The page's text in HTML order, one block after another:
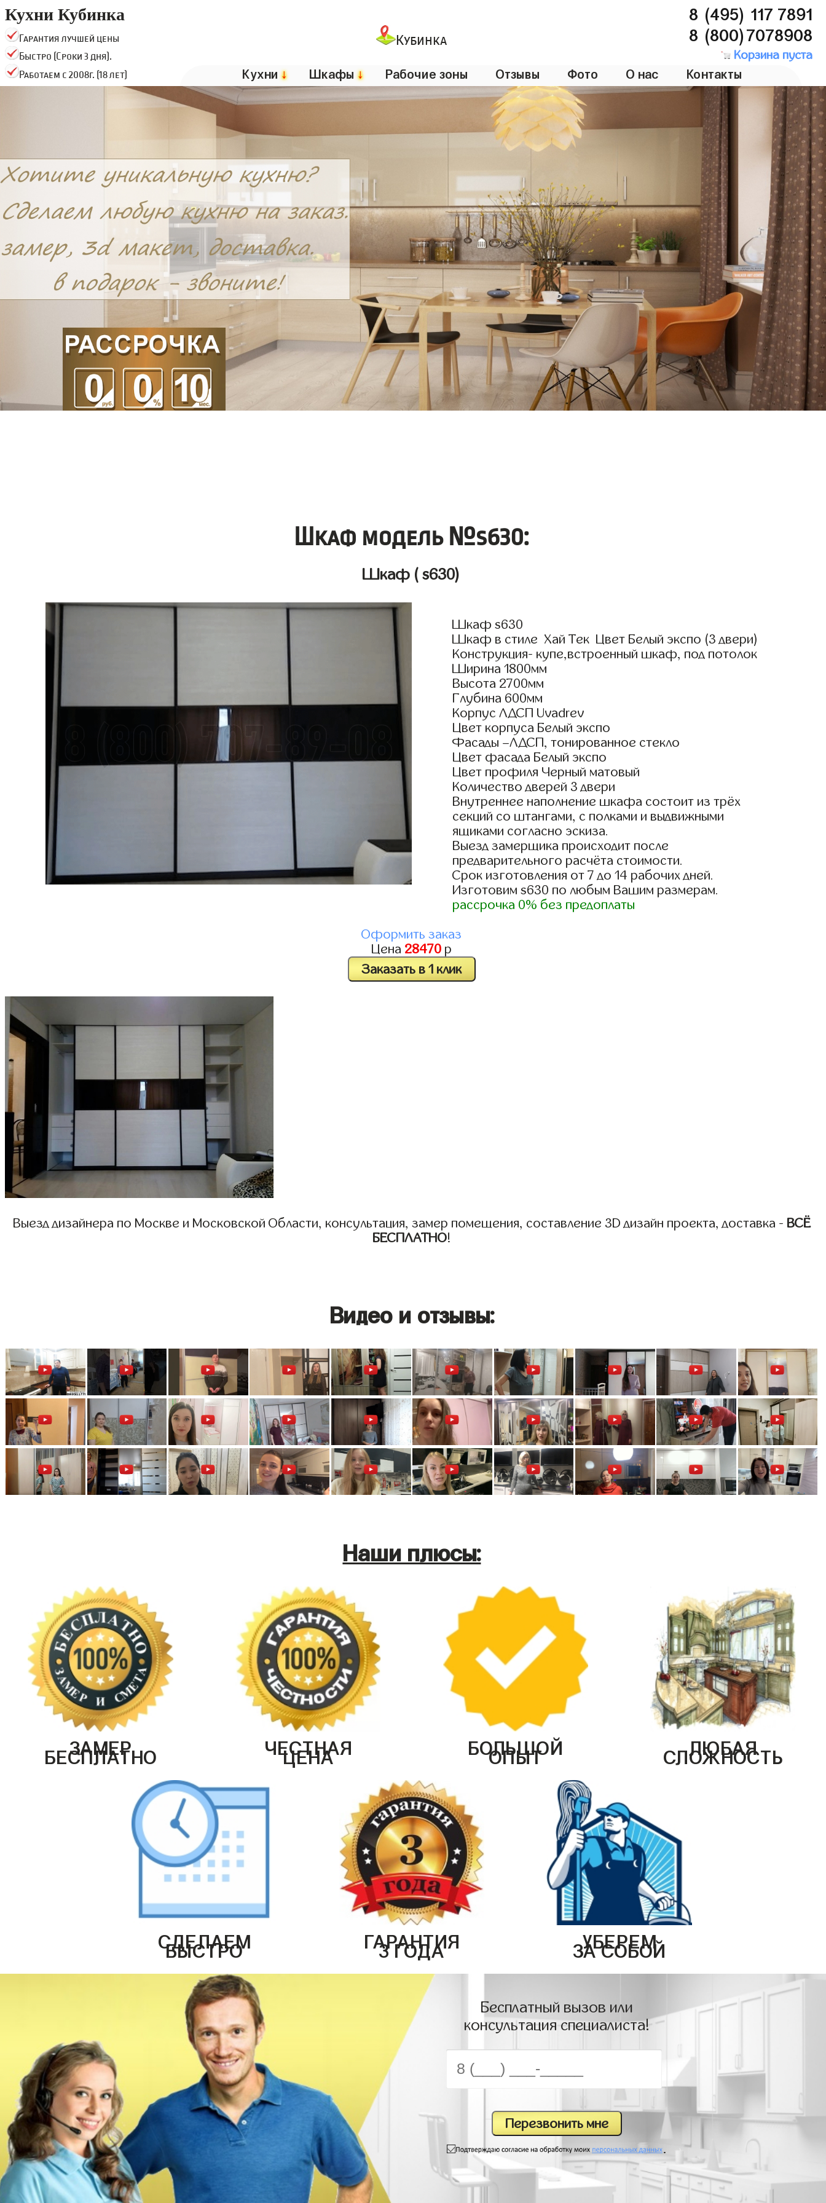
Кухни Кубинка
Гарантия лучшей цены
Быстро (Сроки 3 дня).
Работаем с 2008г. (18 лет)
Кубинка
8 (495) 117 7891
8 (800)7078908
Корзина пуста
Кухни↓ Шкафы↓ Рабочие зоны Отзывы Фото О нас Контакты
Шкаф модель №s630:
Шкаф ( s630)
Шкаф s630
Шкаф в стиле Хай Тек Цвет Белый экспо (3 двери)
Конструкция- купе,встроенный шкаф, под потолок
Ширина 1800мм
Высота 2700мм
Глубина 600мм
Корпус ЛДСП Uvadrev
Цвет корпуса Белый экспо
Фасады –ЛДСП, тонированное стекло
Цвет фасада Белый экспо
Цвет профиля Черный матовый
Количество дверей 3 двери
Внутреннее наполнение шкафа состоит из трёх
секций со штангами, с полками и выдвижными
ящиками согласно эскиза.
Выезд замерщика происходит после
предварительного расчёта стоимости.
Срок изготовления от 7 до 14 рабочих дней.
Изготовим s630 по любым Вашим размерам.
рассрочка 0% без предоплаты
Оформить заказ
Цена 28470 р
Заказать в 1 клик
Выезд дизайнера по Москве и Московской Области, консультация, замер помещения, составление 3D дизайн проекта, доставка - ВСЁ
БЕСПЛАТНО!
Видео и отзывы:
Наши плюсы:
ЗАМЕР
БЕСПЛАТНО ЧЕСТНАЯ
ЦЕНА БОЛЬШОЙ
ОПЫТ ЛЮБАЯ
СЛОЖНОСТЬ
СДЕЛАЕМ
БЫСТРО ГАРАНТИЯ
3 ГОДА УБЕРЕМ
ЗА СОБОЙ
Бесплатный вызов или
консультация специалиста!
.